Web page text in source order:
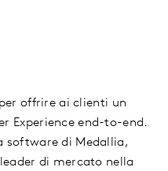
offrire ai clienti un
Experience end-to-end.
di Medallia,
di mercato nella